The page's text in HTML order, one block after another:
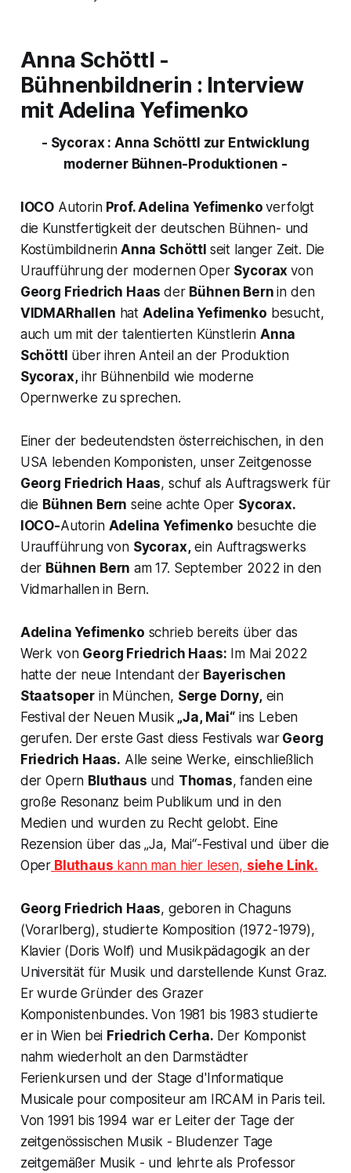
Anna Schöttl -
Bühnenbildnerin : Interview
mit Adelina Yefimenko
- Sycorax : Anna Schöttl zur Entwicklung
moderner Bühnen-Produktionen -
IOCO AutorinProf. Adelina Yefimenkoverfolgt
die Kunstfertigkeit der deutschen Bühnen- und
Kostümbildnerin Anna Schöttl seit langer Zeit. Die
Uraufführung der modernen Oper Sycoraxvon
Georg Friedrich Haasder Bühnen Bernin den
VIDMARhallen hat Adelina Yefimenko besucht,
auch um mit der talentierten Künstlerin Anna
Schöttl über ihren Anteil an der Produktion
Sycorax,ihr Bühnenbild wie moderne
Opernwerke zu sprechen.
Einer der bedeutendsten österreichischen, in den
USA lebenden Komponisten, unser Zeitgenosse
Georg Friedrich Haas, schuf als Auftragswerk für
die Bühnen Bern seine achte Oper Sycorax.
IOCO-Autorin Adelina Yefimenko besuchte die
Uraufführung von Sycorax,ein Auftragswerks
der Bühnen Bern am 17. September 2022 in den
Vidmarhallen in Bern.
Adelina Yefimenko schrieb bereits über das
Werk von Georg Friedrich Haas: Im Mai 2022
hatte der neue Intendant derBayerischen
Staatsoper in München, Serge Dorny,ein
Festival der Neuen Musik „Ja, Mai“ins Leben
gerufen. Der erste Gast diess Festivals warGeorg
Friedrich Haas. Alle seine Werke, einschließlich
der Opern Bluthaus und Thomas, fanden eine
große Resonanz beim Publikum und in den
Medien und wurden zu Recht gelobt. Eine
Rezension über das„Ja, Mai“-Festival und über die
Oper Bluthaus kann man hier lesen, siehe Link.
Georg Friedrich Haas, geboren in Chaguns
(Vorarlberg), studierte Komposition (1972-1979),
Klavier (Doris Wolf) und Musikpädagogik an der
Universität für Musik und darstellende Kunst Graz.
Er wurde Gründer des Grazer
Komponistenbundes. Von 1981 bis 1983 studierte
er in Wien bei Friedrich Cerha. Der Komponist
nahm wiederholt an den Darmstädter
Ferienkursen und der Stage d'Informatique
Musicale pour compositeuram IRCAM in Paris teil.
Von 1991 bis 1994 war er Leiter der Tage der
zeitgenössischen Musik - Bludenzer Tage
zeitgemäßer Musik - und lehrte als Professor